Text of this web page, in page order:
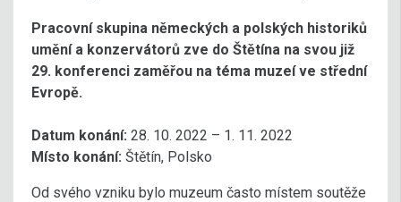
Pracovní skupina německých a polských historiků
umění a konzervátorů zve do Štětína na svou již
29. konferenci zaměřou na téma muzeí ve střední
Evropě.
Datum konání: 28. 10. 2022 – 1. 11. 2022
Místo konání: Štětín, Polsko
Od svého vzniku bylo muzeum často místem soutěže